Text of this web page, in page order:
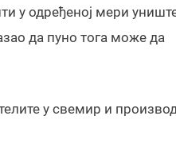
у одређеној мери
да пуно тога може да
у свемир и